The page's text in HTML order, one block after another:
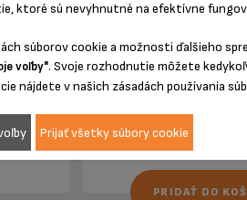
Presná suma bez
prekvapení! O 6
75,99 €
PRIDAŤ DO
ktoré sú nevyhnutné na efektívne
súborov cookie a možnosti ďalšieho
voľby". Svoje rozhodnutie môžete
nájdete v našich zásadách používania
Prijať všetky súbory cookie